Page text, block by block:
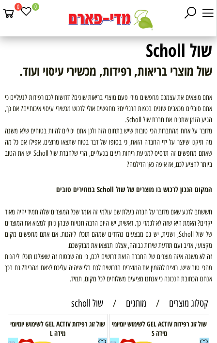
0 0
שול Scholl
שול מוצרי בריאות, רפידות, מכשירי עיסוי ועוד.
אתם מוצאים את עצמכם מחפשים מידי פעם מוצרי בריאות שונים? דרושות לכם רפידות לנעליים כי
אתם סובלים מכאבים שונים בכפות הרגליים? מחפשים אולי לרכוש מכשירי עיסוי איכותיים? אם כך,
הגיע הזמן שתכירו את חברת שול Scholl
.
מדובר על אחת מהחברות הכי טובות שיש בתחום הזה ולכן אתם יכולים להיות בטוחים שלא משנה
מה תיקנו שיוצר על ידי החברה הזאת, כי בסופו של דבר בטוח שתצאו מרוצים. אפילו אם כל מה
שאתם מחפשים זה תרסיס למניעת ריחות רעים בנעליים, הרי שלחברת שול Scholl יש את הטוב
ביותר להציע לכם, אז איפה כאן הדילמה?
המקום הנכון לרכוש בו מוצרים של שול Scholl במחירים טובים
חששתם לרגע שאם מדובר על חברה בעלת שם עולמי זה אומר שכל המוצרים שלה תמיד יהיה מאוד
יקרים? האמת היא שזה לא לגמרי כך. ראשית, יש היום הרבה חנויות שבהן ניתן למצוא את המוצרים
של שול Scholl, ושנית, יש גם מבצעים נהדרים שמהם תוכלו ליהנות. אם אתם מחפשים מקום
מקצועי, אדיב ועם תודעת שירות גבוהה, אצלנו תמצאו את מבוקשכם.
זה לא משנה איזה מוצרים של החברה הזאת דרושים לכם, כי מה שבטוח זה שאצלנו תוכלו ליהנות
מהכי טוב שיש. רוצים להזמין את המוצרים הדרושים לכם בלי שיהיה עליכם לצאת מהבית? גם בכך
אנחנו הכתובת הנכונה כי אנחנו מציעים משלוחים לכל מקום, תמיד.
קטלוג מוצרים / מותגים / שול scholl
שול זוג רפידות GEL ACTIV לשימוש יומיומי
מידה S
שול זוג רפידות GEL ACTIV לשימוש יומיומי
מידה L